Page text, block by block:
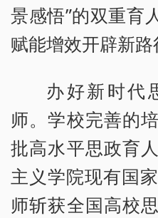
景感悟”的双重育
赋能增效开辟新路
办好新时代
师。学校完善的
批高水平思政育
主义学院现有国
师斩获全国高校